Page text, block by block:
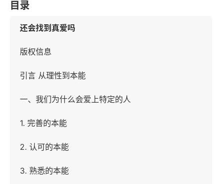
目录
还会找到真爱吗
版权信息
引言 从理性到本能
一、我们为什么会爱上特定的人
1. 完善的本能
2. 认可的本能
3. 熟悉的本能